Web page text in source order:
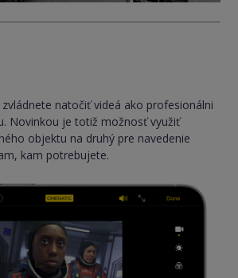
natočiť videá ako profesionálni
Novinkou je totiž možnosť využiť
objektu na druhý pre navedenie
kam potrebujete.